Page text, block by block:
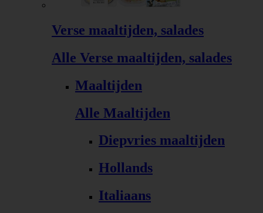
Verse maaltijden, salades
Alle Verse maaltijden, salades
Maaltijden
Alle Maaltijden
Diepvries maaltijden
Hollands
Italiaans